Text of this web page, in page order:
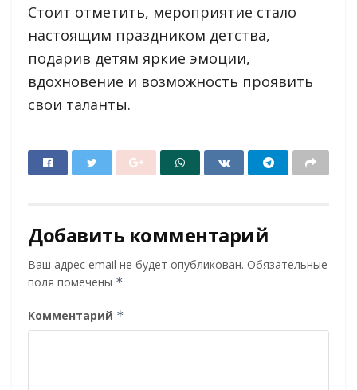
Стоит отметить, мероприятие стало
настоящим праздником детства,
подарив детям яркие эмоции,
вдохновение и возможность проявить
свои таланты.
Добавить комментарий
Ваш адрес email не будет опубликован. Обязательные
поля помечены *
Комментарий *